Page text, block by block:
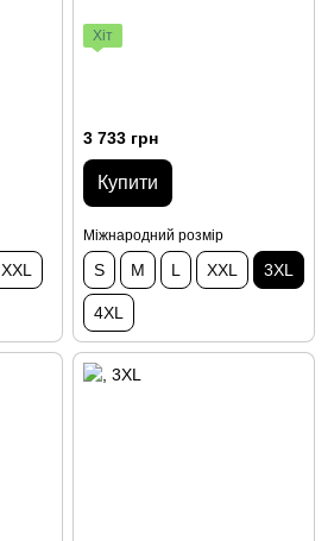
XXL
Хіт
3 733 грн
Купити
Міжнародний розмір
S M L XXL 3XL
4XL